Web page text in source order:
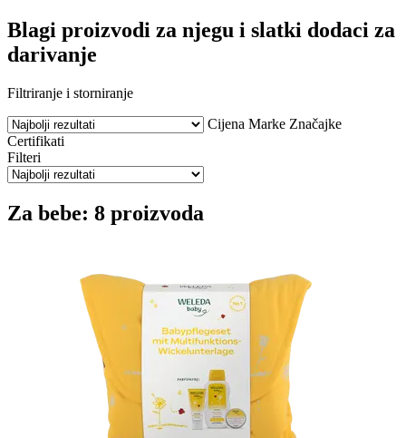
Blagi proizvodi za njegu i slatki dodaci za
darivanje
Filtriranje i storniranje
Cijena Marke Značajke
Certifikati
Filteri
Za bebe: 8 proizvoda